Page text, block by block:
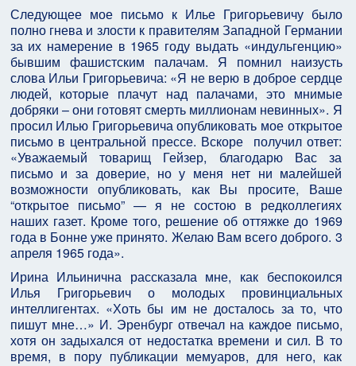
Следующее мое письмо к Илье Григорьевичу было
полно гнева и злости к правителям Западной Германии
за их намерение в 1965 году выдать «индульгенцию»
бывшим фашистским палачам. Я помнил наизусть
слова Ильи Григорьевича: «Я не верю в доброе сердце
людей, которые плачут над палачами, это мнимые
добряки – они готовят смерть миллионам невинных». Я
просил Илью Григорьевича опубликовать мое открытое
письмо в центральной прессе. Вскоре получил ответ:
«Уважаемый товарищ Гейзер, благодарю Вас за
письмо и за доверие, но у меня нет ни малейшей
возможности опубликовать, как Вы просите, Ваше
“открытое письмо” — я не состою в редколлегиях
наших газет. Кроме того, решение об оттяжке до 1969
года в Бонне уже принято. Желаю Вам всего доброго. 3
апреля 1965 года».
Ирина Ильинична рассказала мне, как беспокоился
Илья Григорьевич о молодых провинциальных
интеллигентах. «Хоть бы им не досталось за то, что
пишут мне…» И. Эренбург отвечал на каждое письмо,
хотя он задыхался от недостатка времени и сил. В то
время, в пору публикации мемуаров, для него, как